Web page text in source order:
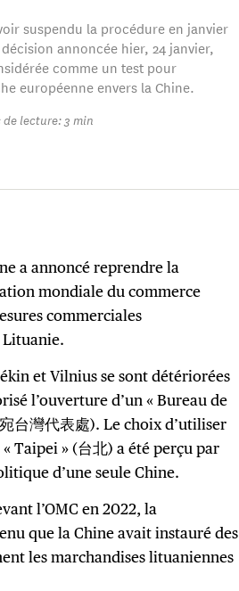
suspendu la procédure en janvier
annoncée hier, 24 janvier,
comme un test pour
européenne envers la Chine.
de lecture: 3 min
a annoncé reprendre la
mondiale du commerce
commerciales
et Vilnius se sont détériorées
l’ouverture d’un « Bureau de
台灣代表處). Le choix d’utiliser
Taipei » (台北) a été perçu par
d’une seule Chine.
l’OMC en 2022, la
que la Chine avait instauré des
les marchandises lituaniennes